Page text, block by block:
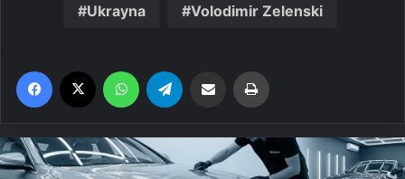
Ukrayna Volodimir Zelenski
Facebook WhatsApp Email'den paylaş